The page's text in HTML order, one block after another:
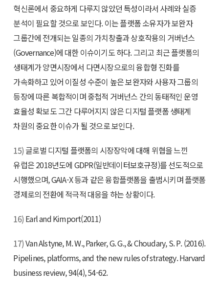
혁신론에서 중요하게 다루지 않았던 특성이라서 사례와 실증
분석이 필요할 것으로 보인다. 이는 플랫폼 소유자가 보완자
그룹간에 전개되는 일종의 가치창출과 상호작용의 거버넌스
(Governance)에 대한 이슈이기도 하다. 그리고 최근 플랫폼의
생태계가 양면시장에서 다면시장으로의 융합형 진화를
가속화하고 있어 이질성 수준이 높은 보완자와 사용자 그룹의
등장에 따른 복합적이며 중첩적 거버넌스 간의 동태적인 운영
효율성 확보도 그간 다루어지지 않은 디지털 플랫폼 생태계
차원의 중요한 이슈가 될 것으로 보인다.
15)글로벌 디지털 플랫폼의 시장장악에 대해 위협을 느낀
유럽은 2018년도에 GDPR(일반데이터보호규정)를 선도적으로
시행했으며, GAIA-X 등과 같은 융합플랫폼을 출범시키며 플랫폼
경제로의 전환에 적극적 대응을 하는 상황이다.
16)Earl and Kimport(2011)
17)Van Alstyne, M. W., Parker, G. G., & Choudary, S. P. (2016).
Pipelines, platforms, and the new rules of strategy. Harvard
business review, 94(4), 54-62.